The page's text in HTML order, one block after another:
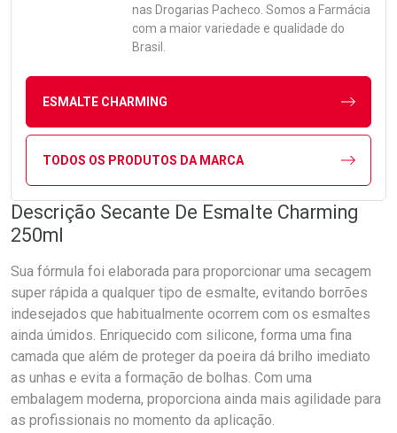
nas Drogarias Pacheco. Somos a Farmácia
com a maior variedade e qualidade do
Brasil.
ESMALTE CHARMING
TODOS OS PRODUTOS DA MARCA
Descrição Secante De Esmalte Charming
250ml
Sua fórmula foi elaborada para proporcionar uma secagem
super rápida a qualquer tipo de esmalte, evitando borrões
indesejados que habitualmente ocorrem com os esmaltes
ainda úmidos. Enriquecido com silicone, forma uma fina
camada que além de proteger da poeira dá brilho imediato
as unhas e evita a formação de bolhas. Com uma
embalagem moderna, proporciona ainda mais agilidade para
as profissionais no momento da aplicação.